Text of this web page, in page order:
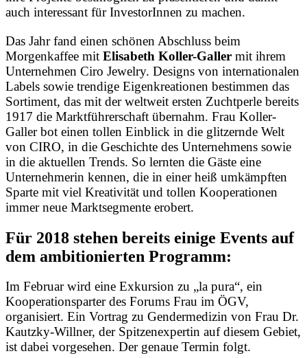
auch interessant für InvestorInnen zu machen.
Das Jahr fand einen schönen Abschluss beim
Morgenkaffee mit Elisabeth Koller-Galler mit ihrem
Unternehmen Ciro Jewelry. Designs von internationalen
Labels sowie trendige Eigenkreationen bestimmen das
Sortiment, das mit der weltweit ersten Zuchtperle bereits
1917 die Marktführerschaft übernahm. Frau Koller-
Galler bot einen tollen Einblick in die glitzernde Welt
von CIRO, in die Geschichte des Unternehmens sowie
in die aktuellen Trends. So lernten die Gäste eine
Unternehmerin kennen, die in einer heiß umkämpften
Sparte mit viel Kreativität und tollen Kooperationen
immer neue Marktsegmente erobert.
Für 2018 stehen bereits einige Events auf
dem ambitionierten Programm:
Im Februar wird eine Exkursion zu „la pura“, ein
Kooperationsparter des Forums Frau im ÖGV,
organisiert. Ein Vortrag zu Gendermedizin von Frau Dr.
Kautzky-Willner, der Spitzenexpertin auf diesem Gebiet,
ist dabei vorgesehen. Der genaue Termin folgt.